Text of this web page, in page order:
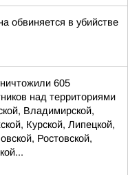
обвиняется в убийстве
605
над территориями
Владимирской,
Курской, Липецкой,
Ростовской,